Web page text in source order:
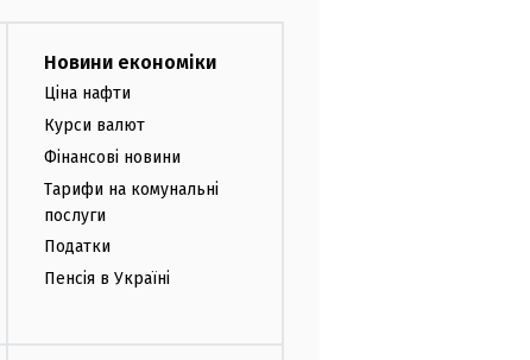
Новини економіки
Ціна нафти
Курси валют
Фінансові новини
Тарифи на комунальні
послуги
Податки
Пенсія в Україні